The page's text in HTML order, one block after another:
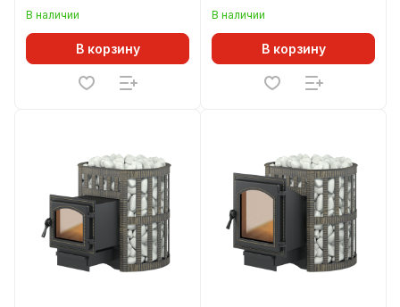
(круглый) (6-14 м.куб)
В наличии
В корзину
В наличии
В корзину